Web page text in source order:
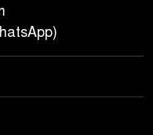
প্রাথমিক শিক্ষক